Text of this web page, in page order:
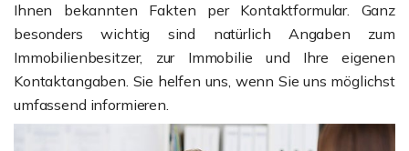
Ihnen bekannten Fakten per Kontaktformular. Ganz
besonders wichtig sind natürlich Angaben zum
Immobilienbesitzer, zur Immobilie und Ihre eigenen
Kontaktangaben. Sie helfen uns, wenn Sie uns möglichst
umfassend informieren.